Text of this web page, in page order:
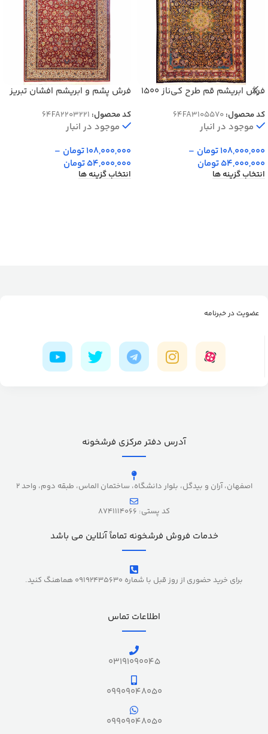
فرش ابریشم قم طرح کی‌ناز 1500
کد محصول:64FA3105570
موجود در انبار
108,000,000تومان –
54,000,000تومان
انتخاب گزینه ها
فرش پشم و ابریشم افشان تبریز
کد محصول: 64FA2203221
موجود در انبار
108,000,000تومان –
54,000,000تومان
انتخاب گزینه ها
عضویت در خبرنامه
آدرس دفتر مرکزی فرشخونه
اصفهان، آران و بیدگل، بلوار دانشگاه، ساختمان الماس، طبقه دوم، واحد 2
کد پستی: 8741114066
خدمات فروش فرشخونه تماماً آنلاین می باشد
برای خرید حضوری از روز قبل با شماره 09192435630 هماهنگ کنید.
اطلاعات تماس
03191090045
09909048050
09909048050